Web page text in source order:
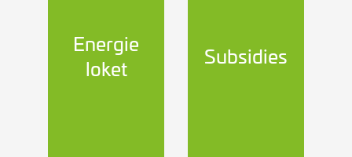
Energie
loket
Subsidies